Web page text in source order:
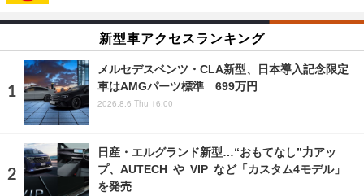
新型車アクセスランキング
メルセデスベンツ・CLA新型、日本導入記念限定
車はAMGパーツ標準 699万円
2026.8.6 Thu 16:00
日産・エルグランド新型…“おもてなし”力アッ
プ、AUTECH や VIP など「カスタム4モデル」
を発売